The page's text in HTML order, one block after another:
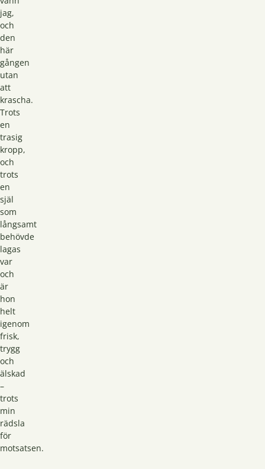
jag,
och
den
här
gången
utan
att
krascha.
Trots
en
trasig
kropp,
och
trots
en
själ
som
långsamt
behövde
lagas
var
och
är
hon
helt
igenom
frisk,
trygg
och
älskad
–
trots
min
rädsla
för
motsatsen.